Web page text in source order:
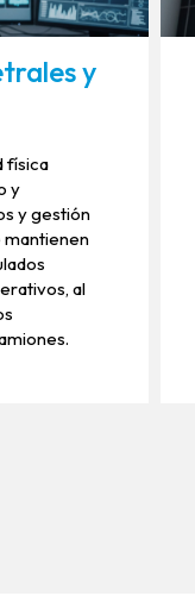
y
física
y
y gestión
mantienen
al